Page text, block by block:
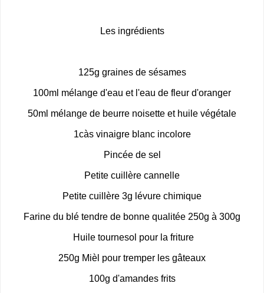
Les ingrédients
125g graines de sésames
100ml mélange d'eau et l'eau de fleur d'oranger
50ml mélange de beurre noisette et huile végétale
1càs vinaigre blanc incolore
Pincée de sel
Petite cuillère cannelle
Petite cuillère 3g lévure chimique
Farine du blé tendre de bonne qualitée 250g à 300g
Huile tournesol pour la friture
250g Mièl pour tremper les gâteaux
100g d'amandes frits